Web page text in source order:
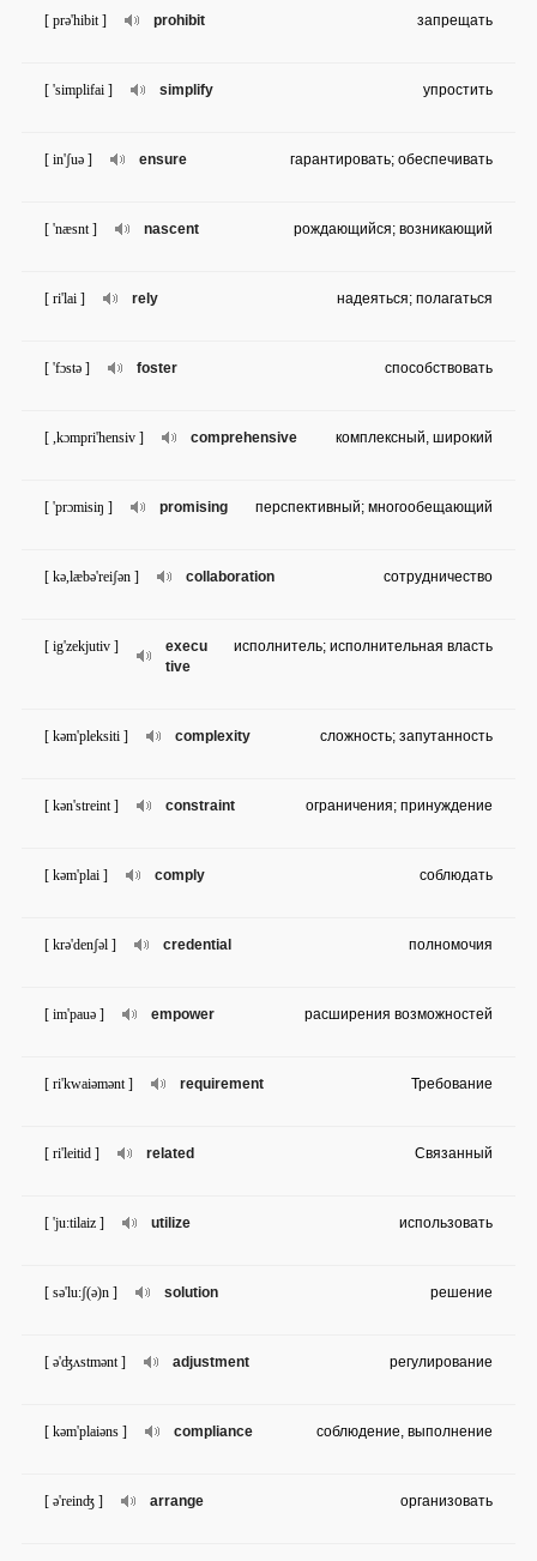
prohibit
[ prə'hibit ] запрещать
simplify
[ 'simplifai ] упростить
ensure
[ in'ʃuə ] гарантировать; обеспечивать
nascent
[ 'næsnt ] рождающийся; возникающий
rely
[ ri'lai ] надеяться; полагаться
foster
[ 'fɔstə ] способствовать
comprehensive
[ ,kɔmpri'hensiv ] комплексный, широкий
promising
[ 'prɔmisiŋ ] перспективный; многообещающий
collaboration
[ kə,læbə'reiʃən ] сотрудничество
execu
tive
[ ig'zekjutiv ] исполнитель; исполнительная власть
complexity
[ kəm'pleksiti ] сложность; запутанность
constraint
[ kən'streint ] ограничения; принуждение
comply
[ kəm'plai ] соблюдать
credential
[ krə'denʃəl ] полномочия
empower
[ im'pauə ] расширения возможностей
requirement
[ ri'kwaiəmənt ] Требование
related
[ ri'leitid ] Связанный
utilize
[ 'ju:tilaiz ] использовать
solution
[ sə'lu:ʃ(ə)n ] решение
adjustment
[ ə'ʤʌstmənt ] регулирование
compliance
[ kəm'plaiəns ] соблюдение, выполнение
arrange
[ ə'reinʤ ] организовать